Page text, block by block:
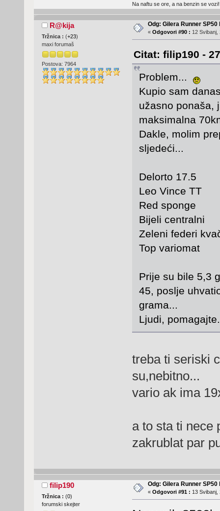
Na naftu se ore, a na benzin se vozi!
R@kija
Tržnica : (+23)
maxi forumaš
Postova: 7964
Odg: Gilera Runner SP50
« Odgovori #90 : 12 Svibanj,
Citat: filip190 -
Problem...
Kupio sam
užasno ponaša,
maksimalna
Dakle, molim
sljedeći...
Delorto 17.5
Leo Vince TT
Red sponge
Bijeli centralni
Zeleni federi
Top variomat
Prije su bile 5,3
45, poslje
grama...
Ljudi,
treba ti seriski
su,nebitno...
vario ak ima
a to sta ti nece
zakrublat par
filip190
Tržnica : (0)
forumski skejter
Odg: Gilera Runner SP50
« Odgovori #91 : 13 Svibanj,